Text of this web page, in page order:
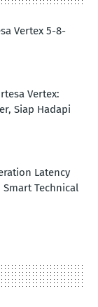
Vertex 5-8-
Vertex:
Siap Hadapi
Latency
Technical